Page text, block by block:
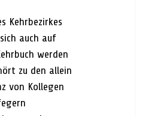
Kehrbezirkes
auch auf
werden
zu den allein
von Kollegen